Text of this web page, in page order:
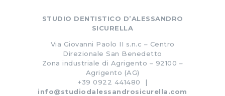
STUDIO DENTISTICO D’ALESSANDRO
SICURELLA
Via Giovanni Paolo II s.n.c – Centro
Direzionale San Benedetto
Zona industriale di Agrigento – 92100 –
Agrigento (AG)
+39 0922 441480 |
info@studiodalessandrosicurella.com